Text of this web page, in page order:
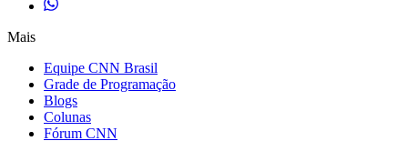
Mais
Equipe CNN Brasil
Grade de Programação
Blogs
Colunas
Fórum CNN